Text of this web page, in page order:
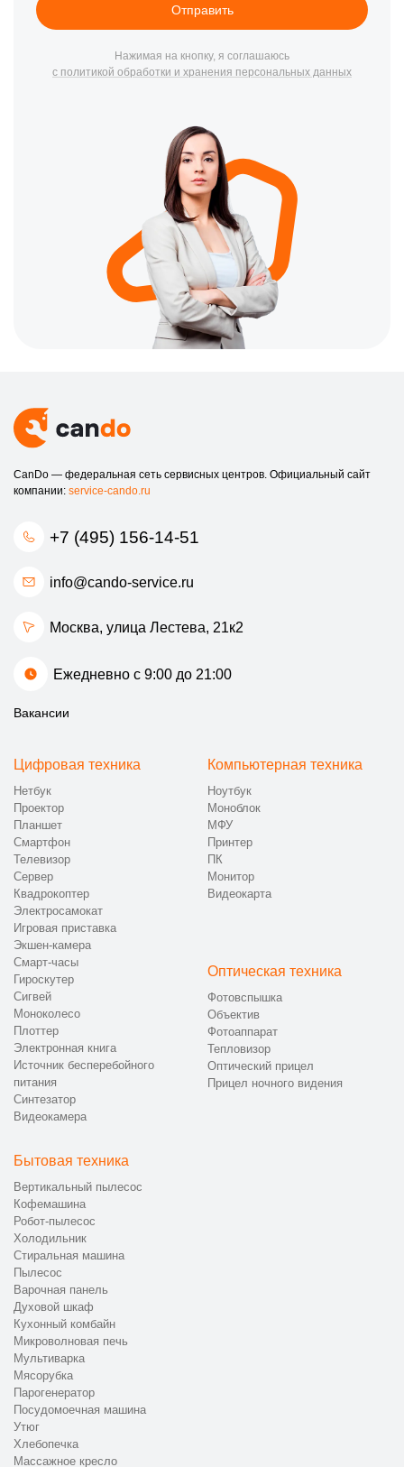
Отправить
Нажимая на кнопку, я соглашаюсь
с политикой обработки и хранения персональных данных
CanDo — федеральная сеть сервисных центров. Официальный сайт
компании: service-cando.ru
+7 (495) 156-14-51
info@cando-service.ru
Москва, улица Лестева, 21к2
Ежедневно с 9:00 до 21:00
Вакансии
Цифровая техника
Нетбук
Проектор
Планшет
Смартфон
Телевизор
Сервер
Квадрокоптер
Электросамокат
Игровая приставка
Экшен-камера
Смарт-часы
Гироскутер
Сигвей
Моноколесо
Плоттер
Электронная книга
Источник бесперебойного
питания
Синтезатор
Видеокамера
Компьютерная техника
Ноутбук
Моноблок
МФУ
Принтер
ПК
Монитор
Видеокарта
Оптическая техника
Фотовспышка
Объектив
Фотоаппарат
Тепловизор
Оптический прицел
Прицел ночного видения
Бытовая техника
Вертикальный пылесос
Кофемашина
Робот-пылесос
Холодильник
Стиральная машина
Пылесос
Варочная панель
Духовой шкаф
Кухонный комбайн
Микроволновая печь
Мультиварка
Мясорубка
Парогенератор
Посудомоечная машина
Утюг
Хлебопечка
Массажное кресло